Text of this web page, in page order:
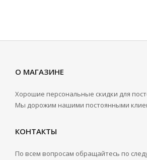
О МАГАЗИНЕ
Хорошие персональные скидки для
Мы дорожим нашими постоянными
КОНТАКТЫ
По всем вопросам обращайтесь по